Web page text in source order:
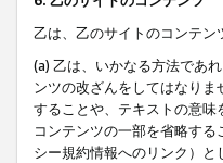
乙は、乙のサイトのコンテ
(a) 乙は、いかなる方法であ
ンツの改ざんをしてはなり
することや、テキストの意
コンテンツの一部を省略す
シー規約情報へのリンク）